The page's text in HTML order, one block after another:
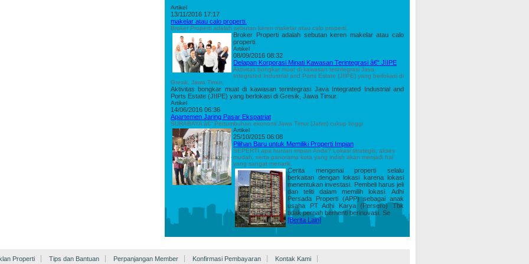
Artikel
13/11/2016 17:17
makelar atau calo properti.
Broker Properti adalah sebutan keren makelar atau calo properti.
Broker Properti adalah sebutan keren makelar atau calo
properti.
Artikel
08/09/2016 08:32
Delapan Korporasi Minati Kawasan Terintegrasi â€“ JIIPE
Aktivitas bongkar muat di kawasan terintegrasi Java
Integrated Industrial and Ports Estate (JIIPE) yang berlokasi di
Gresik, Jawa Timur.
Aktivitas bongkar muat di kawasan terintegrasi Java Integrated Industrial and
Ports Estate (JIIPE) yang berlokasi di Gresik, Jawa Timur.
Artikel
14/06/2016 06:36
Apartemen Jaring Pasar Ekspatriat
SURABAYA â€“ Pertumbuhan ekonomi Jawa Timur (Jatim) cukup tinggi
Artikel
25/10/2015 06:08
Pilihan Baru untuk Memiliki Properti Impian
SEPERTI apa hunian impian Anda? Lokasi strategis, akses
mudah, serta panorama kota yang indah akan menjadi hal
yang sangat menarik.
Cerita mengenai properti selalu
berkaitan dengan lokasi karena lokasi
menentukan investasi. Pembeli harus jeli
dan teliti dalam memilih lokasi. Adhi
Persada Properti (APP) sebagai anak
usaha PT Adhi Karya (Persero) Tbk
tidak pernah berhenti berinovasi. Se
[Berita Lain]
Properti Tips dan Bantuan Perpanjangan Member Konfirmasi Pembayaran Kontak Kami